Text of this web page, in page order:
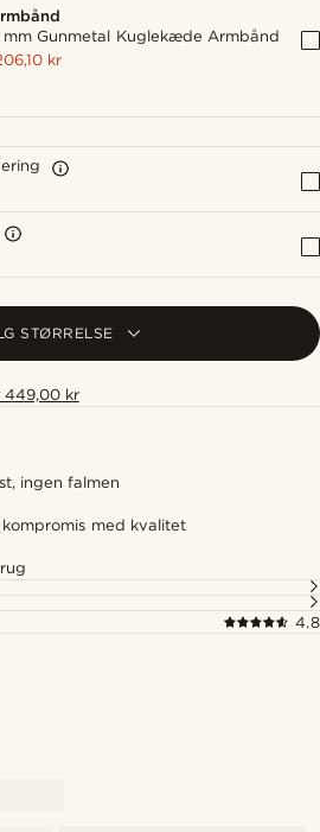
mm Gunmetal Kuglekæde Armbånd
kr
STØRRELSE
449,00 kr
ingen falmen
med kvalitet
4.8